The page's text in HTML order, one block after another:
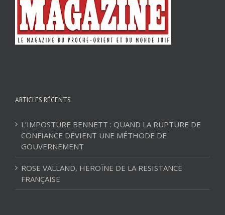
ARTICLES RÉCENTS
L’IMPOSTURE BENNETT : QUAND LA RUPTURE DE
CONFIANCE DEVIENT UNE MÉTHODE DE
GOUVERNEMENT
ROSE VALLAND, HEROÏNE DE LA RESISTANCE
FRANÇAISE